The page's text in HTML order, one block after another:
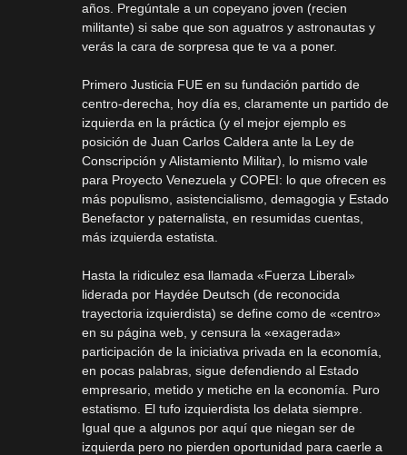
años. Pregúntale a un copeyano joven (recien
militante) si sabe que son aguatros y astronautas y
verás la cara de sorpresa que te va a poner.
Primero Justicia FUE en su fundación partido de
centro-derecha, hoy día es, claramente un partido de
izquierda en la práctica (y el mejor ejemplo es
posición de Juan Carlos Caldera ante la Ley de
Conscripción y Alistamiento Militar), lo mismo vale
para Proyecto Venezuela y COPEI: lo que ofrecen es
más populismo, asistencialismo, demagogia y Estado
Benefactor y paternalista, en resumidas cuentas,
más izquierda estatista.
Hasta la ridiculez esa llamada «Fuerza Liberal»
liderada por Haydée Deutsch (de reconocida
trayectoria izquierdista) se define como de «centro»
en su página web, y censura la «exagerada»
participación de la iniciativa privada en la economía,
en pocas palabras, sigue defendiendo al Estado
empresario, metido y metiche en la economía. Puro
estatismo. El tufo izquierdista los delata siempre.
Igual que a algunos por aquí que niegan ser de
izquierda pero no pierden oportunidad para caerle a